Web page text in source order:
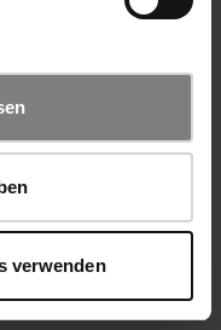
verwenden